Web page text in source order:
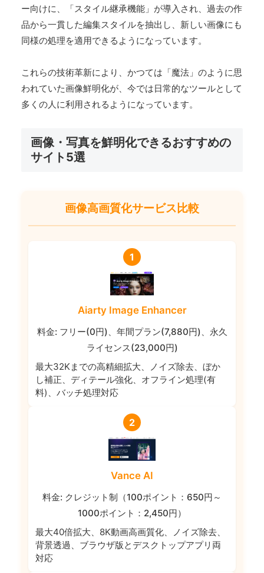
ー向けに、「スタイル継承機能」が導入され、過去の作
品から一貫した編集スタイルを抽出し、新しい画像にも
同様の処理を適用できるようになっています。
これらの技術革新により、かつては「魔法」のように思
われていた画像鮮明化が、今では日常的なツールとして
多くの人に利用されるようになっています。
画像・写真を鮮明化できるおすすめの
サイト5選
画像高画質化サービス比較
1
Aiarty Image Enhancer
料金: フリー(0円)、年間プラン(7,880円)、永久
ライセンス(23,000円)
最大32Kまでの高精細拡大、ノイズ除去、ぼか
し補正、ディテール強化、オフライン処理(有
料)、バッチ処理対応
2
Vance AI
料金: クレジット制（100ポイント：650円～
1000ポイント：2,450円）
最大40倍拡大、8K動画高画質化、ノイズ除去、
背景透過、ブラウザ版とデスクトップアプリ両
対応